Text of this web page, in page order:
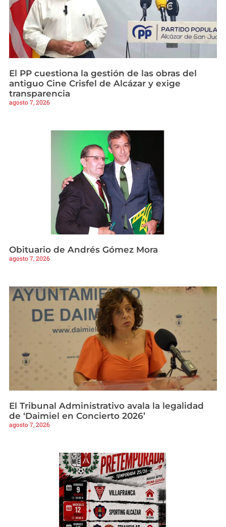
El PP cuestiona la gestión de las obras del
antiguo Cine Crisfel de Alcázar y exige
transparencia
agosto 7, 2026
Obituario de Andrés Gómez Mora
agosto 7, 2026
El Tribunal Administrativo avala la legalidad
de ‘Daimiel en Concierto 2026’
agosto 7, 2026